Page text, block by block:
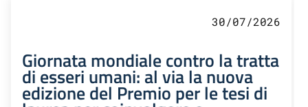
30/07/2026
Giornata mondiale contro la tratta
di esseri umani: al via la nuova
edizione del Premio per le tesi di